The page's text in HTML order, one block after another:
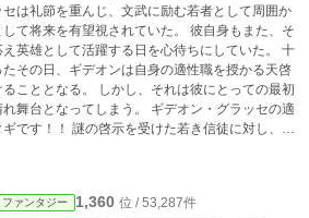
セは礼節を重んじ、文武に励む若者として周囲か
して将来を有望視されていた。 彼自身もまた、そ
英雄として活躍する日を心待ちにしていた。 十
その日、ギデオンは自身の適性職を授かる天啓
こととなる。 しかし、それは彼にとっての最初
なってしまう。 ギデオン・グラッセの適
を受けた若き信徒に対し、周
った。 そればかりか、禁忌を犯したとありもし
む者。 ギデオンの処遇を巡り、信徒たちは互いに
その最中、天啓の儀を執り行った司教が何者かに
ファンタジー 1,360 位 / 53,287件